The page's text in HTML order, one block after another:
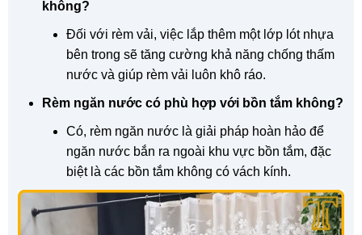
không?
Đối với rèm vải, việc lắp thêm một lớp lót nhựa
bên trong sẽ tăng cường khả năng chống thấm
nước và giúp rèm vải luôn khô ráo.
Rèm ngăn nước có phù hợp với bồn tắm không?
Có, rèm ngăn nước là giải pháp hoàn hảo để
ngăn nước bắn ra ngoài khu vực bồn tắm, đặc
biệt là các bồn tắm không có vách kính.